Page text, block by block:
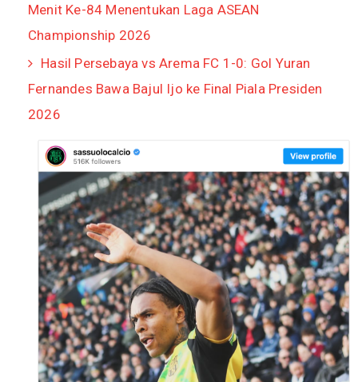
Menit Ke-84 Menentukan Laga ASEAN
Championship 2026
Hasil Persebaya vs Arema FC 1-0: Gol Yuran
Fernandes Bawa Bajul Ijo ke Final Piala Presiden
2026